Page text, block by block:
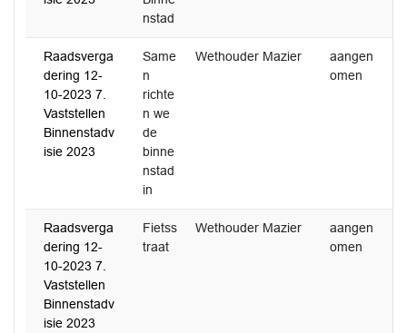
nstad
Raadsverga
dering 12-
10-2023 7.
Vaststellen
Binnenstadv
isie 2023
Same
n
richte
n we
de
binne
nstad
in
Wethouder Mazier
aangen
omen
Raadsverga
dering 12-
10-2023 7.
Vaststellen
Binnenstadv
isie 2023
Fietss
traat
Wethouder Mazier
aangen
omen